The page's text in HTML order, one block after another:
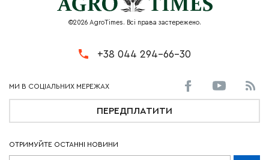
©2026 AgroTimes. Всі права застережено.
+38 044 294-66-30
ПЕРЕДПЛАТИТИ
ОТРИМУЙТЕ ОСТАННІ НОВИНИ